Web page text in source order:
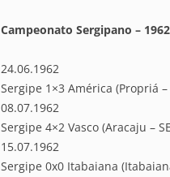
Campeonato Sergipano – 1962
24.06.1962
Sergipe 1×3 América (Propriá –
08.07.1962
Sergipe 4×2 Vasco (Aracaju –
15.07.1962
Sergipe 0x0 Itabaiana